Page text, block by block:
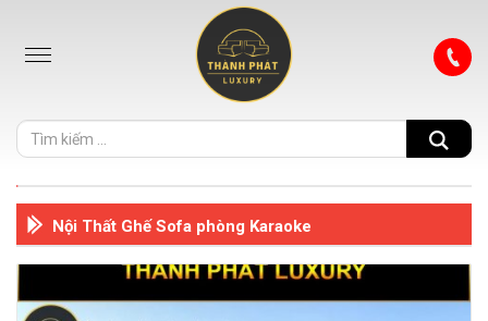
Nội Thất Ghế Sofa phòng Karaoke